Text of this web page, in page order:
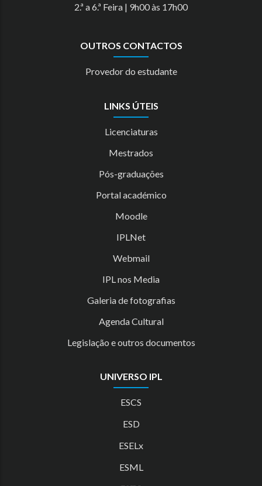
2.ª a 6.ª Feira | 9h00 às 17h00
OUTROS CONTACTOS
Provedor do estudante
LINKS ÚTEIS
Licenciaturas
Mestrados
Pós-graduações
Portal académico
Moodle
IPLNet
Webmail
IPL nos Media
Galeria de fotografias
Agenda Cultural
Legislação e outros documentos
UNIVERSO IPL
ESCS
ESD
ESELx
ESML